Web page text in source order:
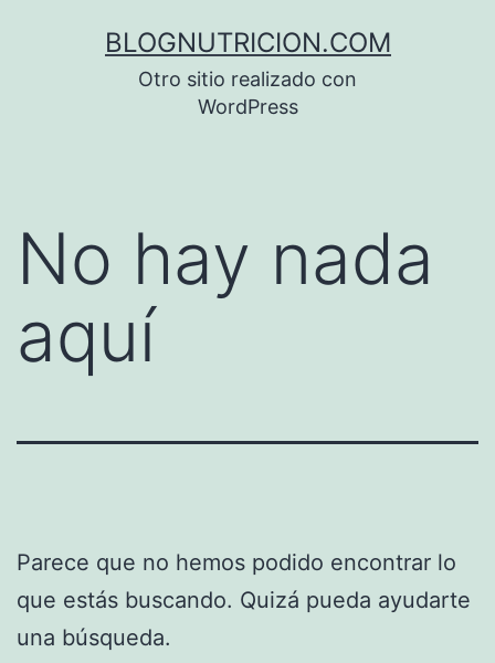
BLOGNUTRICION.COM
Otro sitio realizado con
WordPress
No hay nada
aquí
Parece que no hemos podido encontrar lo
que estás buscando. Quizá pueda ayudarte
una búsqueda.